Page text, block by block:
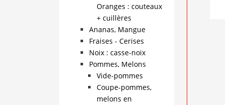
Oranges : couteaux
+ cuillères
Ananas, Mangue
Fraises - Cerises
Noix : casse-noix
Pommes, Melons
Vide-pommes
Coupe-pommes,
melons en